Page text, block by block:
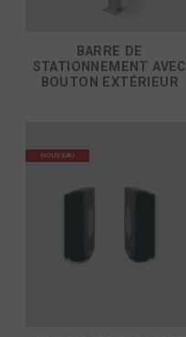
BARRE DE
STATIONNEMENT AVEC
BOUTON EXTÉRIEUR
NOUVEAU